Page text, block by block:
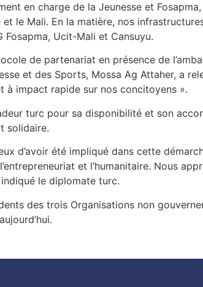
en charge de la Jeunesse et
le Mali. En la matière, nos
Ucit-Mali et Cansuyu.
de partenariat en présence de
et des Sports, Mossa Ag Attaher, a
à impact rapide sur nos concitoyens ».
turc pour sa disponibilité et son
solidaire.
d’avoir été impliqué dans cette
et l’humanitaire. Nous
le diplomate turc.
des trois Organisations non